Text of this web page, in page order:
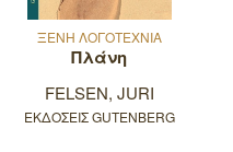
ΞΕΝΗ ΛΟΓΟΤΕΧΝΙΑ
Πλάνη
FELSEN, JURI
ΕΚΔΟΣΕΙΣ GUTENBERG